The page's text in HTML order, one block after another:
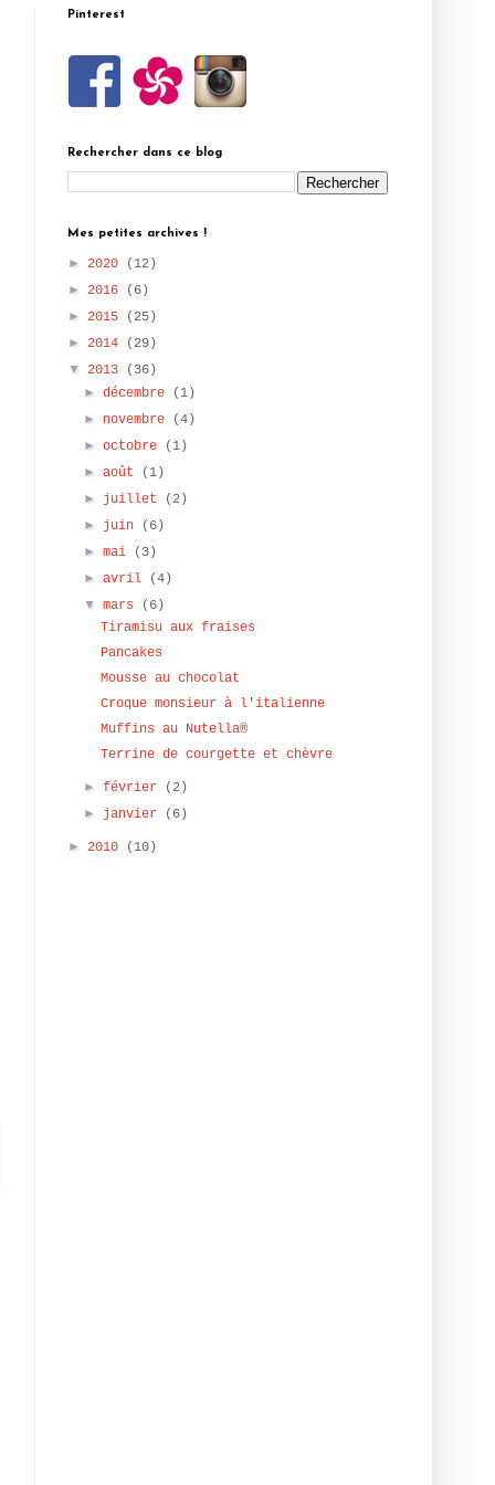
Pinterest
Rechercher dans ce blog
Mes petites archives !
► 2020
(12)
► 2016
(6)
► 2015
(25)
► 2014
(29)
▼ 2013
(36)
►décembre
(1)
► novembre
(4)
►octobre
(1)
►août
(1)
► juillet
(2)
► juin
(6)
►mai
(3)
►avril
(4)
▼mars
(6)
Tiramisu aux fraises
Pancakes
Mousse au chocolat
Croque monsieur à l'italienne
Muffins au Nutella®
Terrine de courgette et chèvre
►février
(2)
► janvier (6)
► 2010 (10)